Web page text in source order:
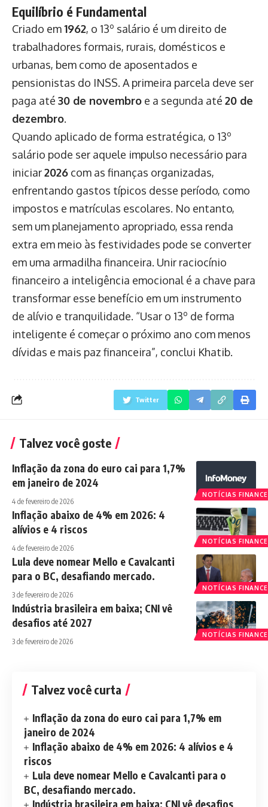
Equilíbrio é Fundamental
Criado em1962, o 13º salário é um direito de
trabalhadores formais, rurais, domésticos e
urbanas, bem como de aposentados e
pensionistas do INSS. A primeira parcela deve ser
paga até 30 de novembro e a segunda até 20 de
dezembro.
Quando aplicado de forma estratégica, o 13º
salário pode ser aquele impulso necessário para
iniciar2026 com as finanças organizadas,
enfrentando gastos típicos desse período, como
impostos e matrículas escolares. No entanto,
sem um planejamento apropriado, essa renda
extra em meio às festividades pode se converter
em uma armadilha financeira. Unir raciocínio
financeiro a inteligência emocional é a chave para
transformar esse benefício em um instrumento
de alívio e tranquilidade. “Usar o 13º de forma
inteligente é começar o próximo ano com menos
dívidas e mais paz financeira”, conclui Khatib.
Twitter
Talvez você goste
NOTÍCIAS
Inflação da zona do euro cai para 1,7%
em janeiro de 2024
4 de fevereiro de 2026
NOTÍCIAS
Inflação abaixo de 4% em 2026: 4
alívios e 4 riscos
4 de fevereiro de 2026
NOTÍCIAS
Lula deve nomear Mello e Cavalcanti
para o BC, desafiando mercado.
3 de fevereiro de 2026
NOTÍCIAS
Indústria brasileira em baixa; CNI vê
desafios até 2027
3 de fevereiro de 2026
Talvez você curta
Inflação da zona do euro cai para 1,7% em
janeiro de 2024
Inflação abaixo de 4% em 2026: 4 alívios e 4
riscos
Lula deve nomear Mello e Cavalcanti para o
BC, desafiando mercado.
Indústria brasileira em baixa; CNI vê desafios